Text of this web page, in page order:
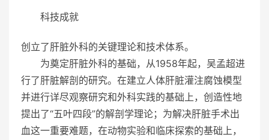
科技成就
创立了肝脏外科的关键理论和技术体系。
为奠定肝脏外科的基础，从1958年起，吴孟超进
行了肝脏解剖的研究。在建立人体肝脏灌注腐蚀模型
并进行详尽观察研究和外科实践的基础上，创造性地
提出了“五叶四段”的解剖学理论；为解决肝脏手术出
血这一重要难题，在动物实验和临床探索的基础上，